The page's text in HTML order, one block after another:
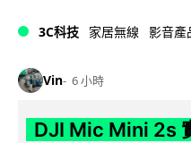
3C科技 家居無線 影音產
Vin 6 小時
DJI Mic Mini 2s